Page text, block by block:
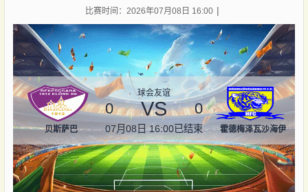
闻
比赛时间：2026年07月08日 16:00
贝斯萨巴
球会友谊
0 VS 0
07月08日 16:00已结束 霍德梅泽瓦沙海伊